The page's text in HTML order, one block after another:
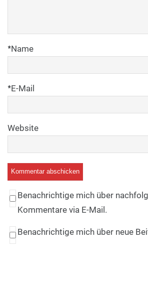
Name
*
E-Mail
*
Website
Benachrichtige mich über
Kommentare via E-Mail.
Benachrichtige mich über neue